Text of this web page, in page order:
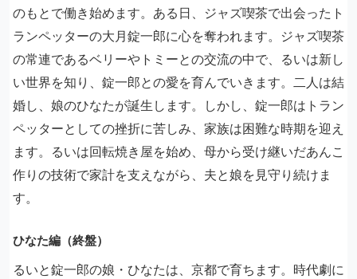
のもとで働き始めます。ある日、ジャズ喫茶で出会ったト
ランペッターの大月錠一郎に心を奪われます。ジャズ喫茶
の常連であるベリーやトミーとの交流の中で、るいは新し
い世界を知り、錠一郎との愛を育んでいきます。二人は結
婚し、娘のひなたが誕生します。しかし、錠一郎はトラン
ペッターとしての挫折に苦しみ、家族は困難な時期を迎え
ます。るいは回転焼き屋を始め、母から受け継いだあんこ
作りの技術で家計を支えながら、夫と娘を見守り続けま
す。
ひなた編（終盤）
るいと錠一郎の娘・ひなたは、京都で育ちます。時代劇に